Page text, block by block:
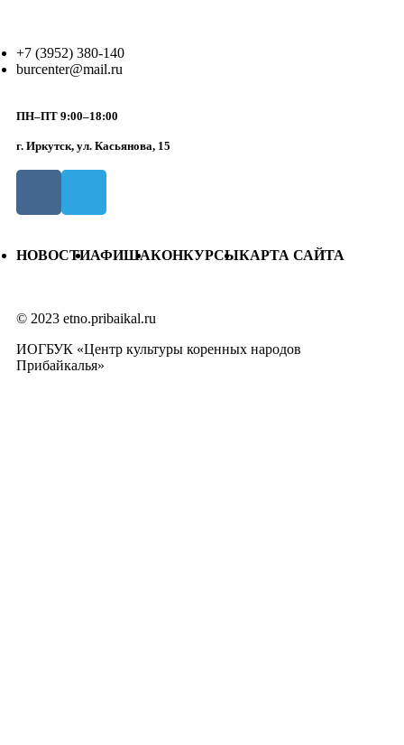
+7 (3952) 380-140
burcenter@mail.ru
ПН–ПТ 9:00–18:00
г. Иркутск, ул. Касьянова, 15
НОВОСТИАФИШАКОНКУРСЫКАРТА САЙТА
© 2023 etno.pribaikal.ru
ИОГБУК «Центр культуры коренных народов
Прибайкалья»